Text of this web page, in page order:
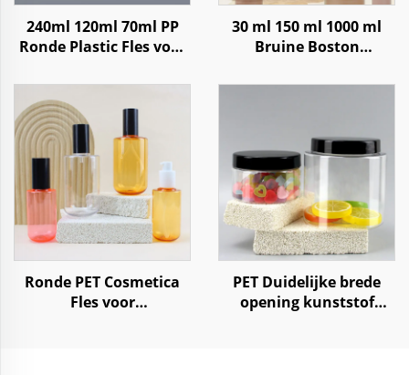
240ml 120ml 70ml PP
Ronde Plastic Fles voor
en Pillen opslag
30 ml 150 ml 1000 ml
Bruine Boston
Shampoo
Ronde PET Cosmetica
Fles voor
PET Duidelijke brede
opening kunststof